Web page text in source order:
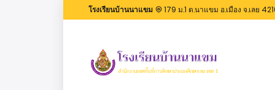
โรงเรียนบ้านนาแขม 179 ม.1 ต.นาแขม อ.เมือง จ.เลย